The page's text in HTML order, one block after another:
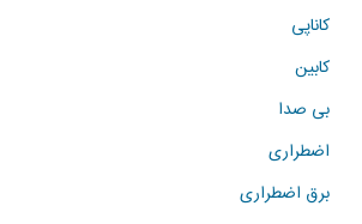
کاناپی
کابین
بی صدا
اضطراری
برق اضطراری